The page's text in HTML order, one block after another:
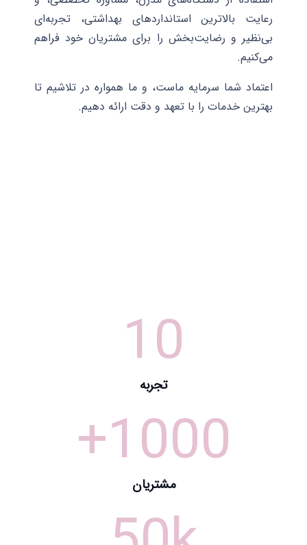
رعایت بالاترین استانداردهای بهداشتی، تجربه‌ای
بی‌نظیر و رضایت‌بخش را برای مشتریان خود فراهم
می‌کنیم.
اعتماد شما سرمایه ماست، و ما همواره در تلاشیم تا
بهترین خدمات را با تعهد و دقت ارائه دهیم.
10
تجربه
1000
+ مشتریان